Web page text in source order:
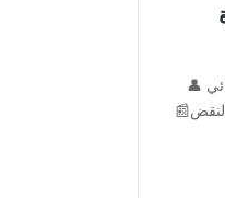
👤